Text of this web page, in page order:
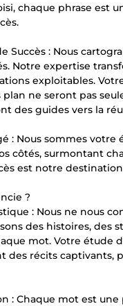
chaque phrase est
Succès : Nous
Notre expertise
exploitables.
plan ne seront pas
des guides vers la
: Nous sommes votre
côtés, surmontant
est notre
?
: Nous ne nous
des histoires, des
mot. Votre étude
des récits captivants,
: Chaque mot est une